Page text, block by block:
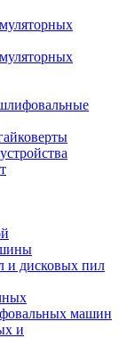
и дисковых пил
машин
и